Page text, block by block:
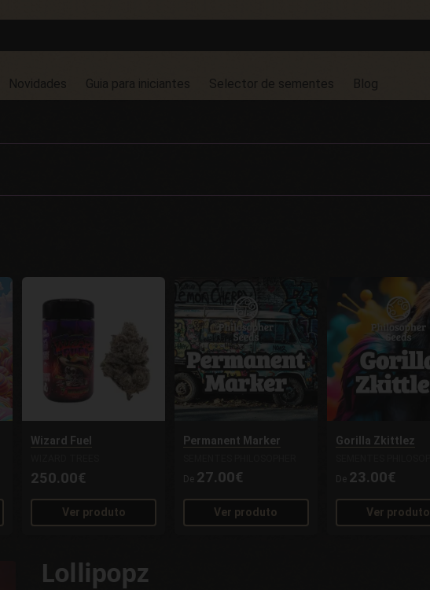
Novidades Guia para iniciantes Selector de sementes Blog
Wizard Fuel
250.00€
Ver produto
Permanent Marker
De 27.00€
Ver produto
Gorilla Zkittlez
De 23.00€
Ver produto
Lollipopz